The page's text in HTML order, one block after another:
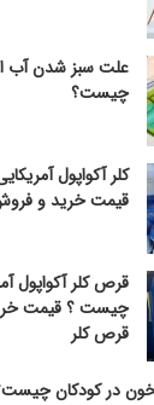
علت سبز شدن آب
چیست؟
کلر آکواپول
قیمت خرید و فروش
قرص کلر آکواپول
چیست ؟ قیمت
قرص کلر
در کودکان